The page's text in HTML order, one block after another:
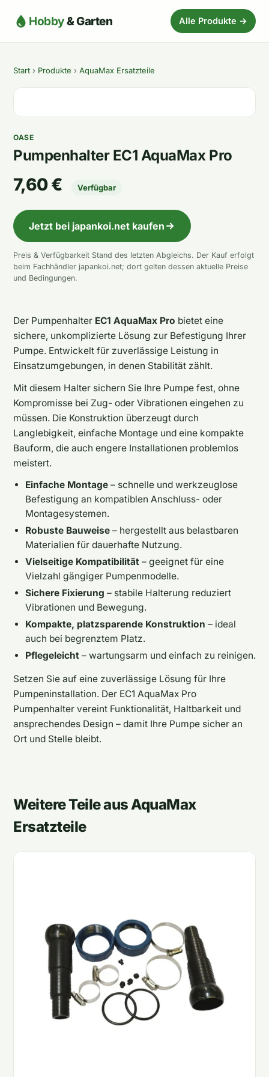
Hobby& Garten Alle Produkte →
Start › Produkte › AquaMax Ersatzteile
OASE
Pumpenhalter EC1 AquaMax Pro
7,60 € Verfügbar
Jetzt bei japankoi.net kaufen
Preis & Verfügbarkeit Stand des letzten Abgleichs. Der Kauf erfolgt
beim Fachhändler japankoi.net; dort gelten dessen aktuelle Preise
und Bedingungen.
Der Pumpenhalter EC1 AquaMax Pro bietet eine
sichere, unkomplizierte Lösung zur Befestigung Ihrer
Pumpe. Entwickelt für zuverlässige Leistung in
Einsatzumgebungen, in denen Stabilität zählt.
Mit diesem Halter sichern Sie Ihre Pumpe fest, ohne
Kompromisse bei Zug- oder Vibrationen eingehen zu
müssen. Die Konstruktion überzeugt durch
Langlebigkeit, einfache Montage und eine kompakte
Bauform, die auch engere Installationen problemlos
meistert.
Einfache Montage – schnelle und werkzeuglose
Befestigung an kompatiblen Anschluss- oder
Montagesystemen.
Robuste Bauweise – hergestellt aus belastbaren
Materialien für dauerhafte Nutzung.
Vielseitige Kompatibilität – geeignet für eine
Vielzahl gängiger Pumpenmodelle.
Sichere Fixierung – stabile Halterung reduziert
Vibrationen und Bewegung.
Kompakte, platzsparende Konstruktion – ideal
auch bei begrenztem Platz.
Pflegeleicht – wartungsarm und einfach zu reinigen.
Setzen Sie auf eine zuverlässige Lösung für Ihre
Pumpeninstallation. Der EC1 AquaMax Pro
Pumpenhalter vereint Funktionalität, Haltbarkeit und
ansprechendes Design – damit Ihre Pumpe sicher an
Ort und Stelle bleibt.
Weitere Teile aus AquaMax
Ersatzteile